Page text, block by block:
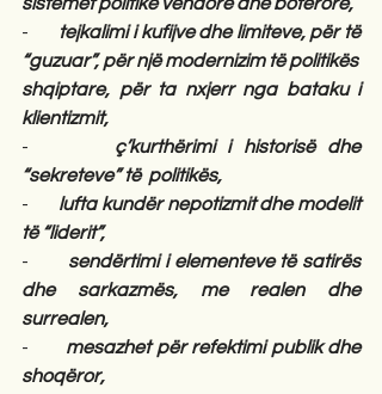
-
tejkalimi i kufijve dhe limiteve, për të
“guzuar”, për një modernizim të politikës
shqiptare, për ta nxjerr nga bataku i
klientizmit,
- ç’kurthërimi i historisë dhe
“sekreteve” të  politikës,
- lufta kundër nepotizmit dhe modelit
të “liderit”,
- sendërtimi i elementeve të satirës
dhe sarkazmës, me realen dhe
surrealen,
- mesazhet për refektimi publik dhe
shoqëror,